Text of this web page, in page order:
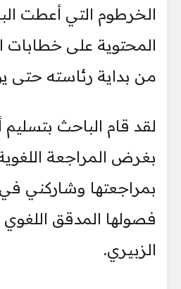
الخرطوم التي أعطت
المحتوية على خطابات
من بداية رئاسته حتى
لقد قام الباحث بتسليم
بغرض المراجعة
بمراجعتها وشاركني
فصولها المدقق اللغوي
الزبيري.